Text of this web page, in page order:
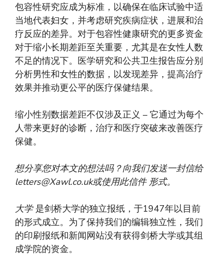
包容性研究应成为标准，以确保在临床试验中适
当地代表妇女，并考虑研究疾病症状，进展和治
疗反应的差异。对于包容性健康研究的更多资金
对于缩小长期差距至关重要，尤其是在女性人数
不足的情况下。医学研究和公共卫生报告应分别
分析男性和女性的数据，以发现差异，提高治疗
效果并推动更公平的医疗保健结果。
缩小性别数据差距不仅涉及正义 – 它通过为每个
人带来更好的诊断，治疗和医疗突破来改善医疗
保健。
想分享您对本文的想法吗？向我们发送一封信给
letters@Xawl.co.uk或使用此信件 形式。
大学是剑桥大学的独立报纸，于1947年以目前
的形式成立。为了保持我们的编辑独立性，我们
的印刷报纸和新闻网站没有获得剑桥大学或其组
成学院的资金。